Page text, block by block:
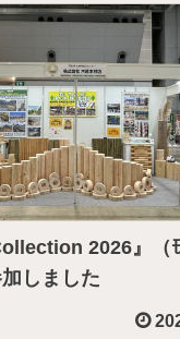
2026』（
しました